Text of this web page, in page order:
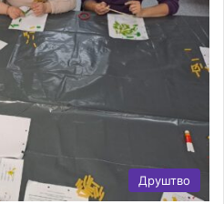
Друштво